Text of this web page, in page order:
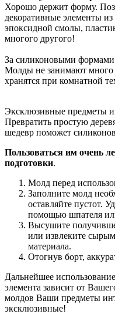
Хорошо держит форму.
декоративные элементы
эпоксидной смолы,
многого другого!
За силиконовыми формами
Молды не занимают много
хранятся при комнатной
Эксклюзивные предметы
Превратить простую
шедевр поможет
Пользоваться им очень
подготовки.
Молд перед
Заполните молд
оставляйте пустот.
помощью шпателя
Высушите
или извлеките
материала.
Отогнув борт,
Дальнейшее
элемента зависит от
молдов Ваши предметы
эксклюзивные!